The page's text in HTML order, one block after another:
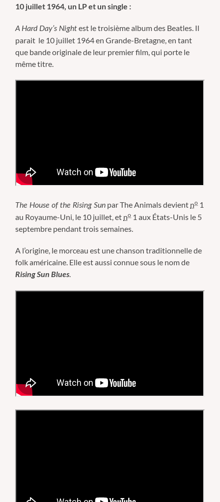
10 juillet 1964, un LP et un single :
A Hard Day’s Nightest le troisième album des Beatles. Il
parait le 10 juillet 1964en Grande-Bretagne, en tant
que bande originale de leur premier film, qui porte le
même titre.
The House of the Rising Sun par The Animals devient no 1
au Royaume-Uni, le 10 juillet, et no 1 aux États-Unis le 5
septembre pendant trois semaines.
A l’origine, le morceau est une chanson traditionnelle de
folk américaine. Elle est aussi connue sous le nom de
Rising Sun Blues